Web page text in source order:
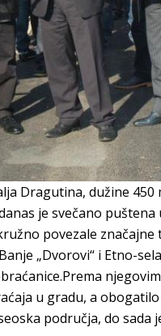
Dragutina, dužine
je svečano
povezale
„Dvorovi“ i Etno-
u gradu, a
područja, do sada